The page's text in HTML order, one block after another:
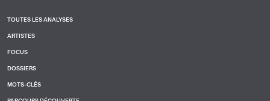
DE
PAGE
2
TOUTES LES ANALYSES
ARTISTES
FOCUS
DOSSIERS
MOTS-CLÉS